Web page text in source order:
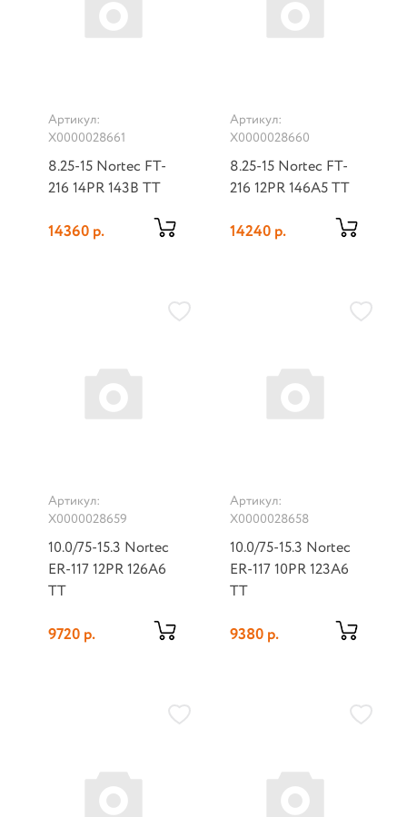
Артикул:
Х0000028661
8.25-15 Nortec FT-
216 14PR 143B TT
14360 р.
Артикул:
Х0000028660
8.25-15 Nortec FT-
216 12PR 146A5 TT
14240 р.
Артикул:
Х0000028659
10.0/75-15.3 Nortec
ER-117 12PR 126A6
TT
9720 р.
Артикул:
Х0000028658
10.0/75-15.3 Nortec
ER-117 10PR 123A6
TT
9380 р.